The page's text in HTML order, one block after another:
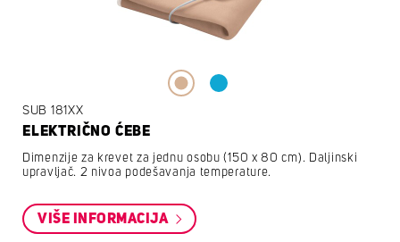
SUB 181XX
ELEKTRIČNO ĆEBE
Dimenzije za krevet za jednu osobu (150 x 80 cm). Daljinski
upravljač. 2 nivoa podešavanja temperature.
VIŠE INFORMACIJA